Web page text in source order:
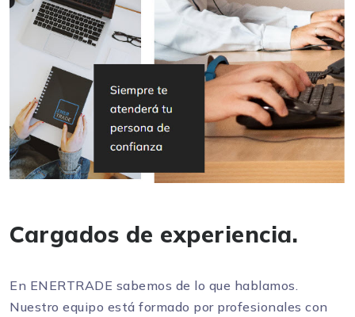
Cargados de experiencia.
En ENERTRADE sabemos de lo que hablamos.
Nuestro equipo está formado por profesionales con